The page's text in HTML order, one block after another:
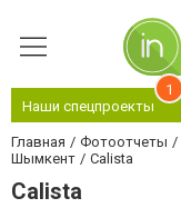
Наши спецпроекты
1
Главная Фотоотчеты
Шымкент
Calista
Calista